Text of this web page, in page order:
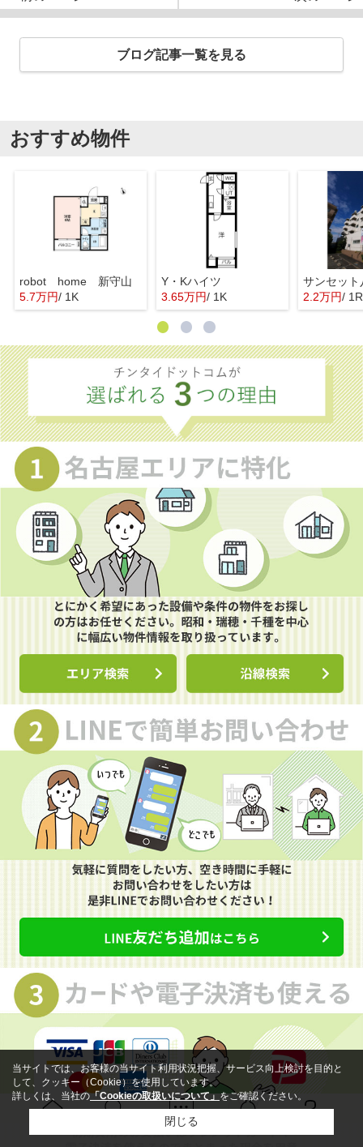
ブログ記事一覧を見る
おすすめ物件
robot home 新守山
5.7万円/ 1K
Y・Kハイツ
3.65万円/ 1K
サンセット
2.2万円/ 1R
問い合せ
当サイトでは、お客様の当サイト利用状況把握、サービス向上検討を目的と
して、クッキー（Cookie）を使用しています。
詳しくは、当社の「Cookieの取扱いについて」をご確認ください。
閉じる